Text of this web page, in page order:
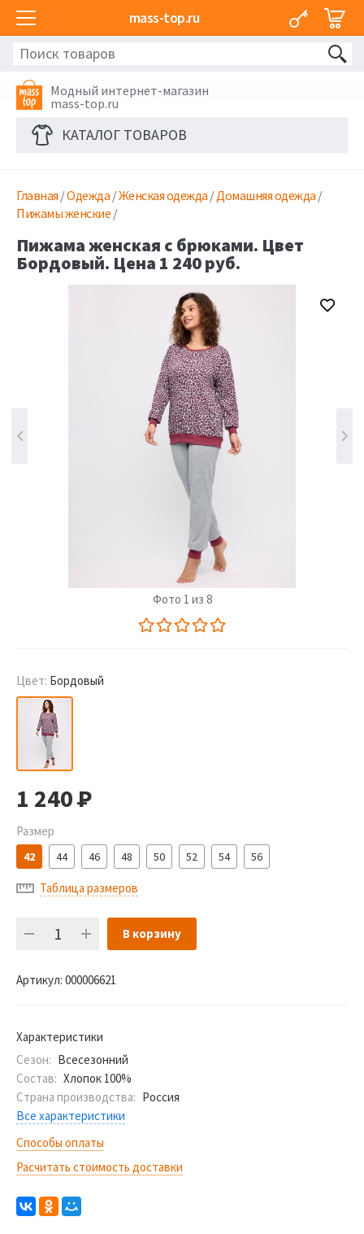
mass-top.ru
Модный интернет-магазин
mass-top.ru
КАТАЛОГ ТОВАРОВ
Главная /Одежда /Женская одежда /Домашняя одежда /
Пижамы женские /
Пижама женская с брюками. Цвет
Бордовый. Цена 1 240 руб.
Фото 1 из 8
Цвет: Бордовый
1 240Р
Размер
42 44 46 48 50 52 54 56
Таблица размеров
В корзину
Артикул: 000006621
Характеристики
Сезон: Всесезонний
Состав: Хлопок 100%
Страна производства: Россия
Все характеристики
Способы оплаты
Расчитать стоимость доставки